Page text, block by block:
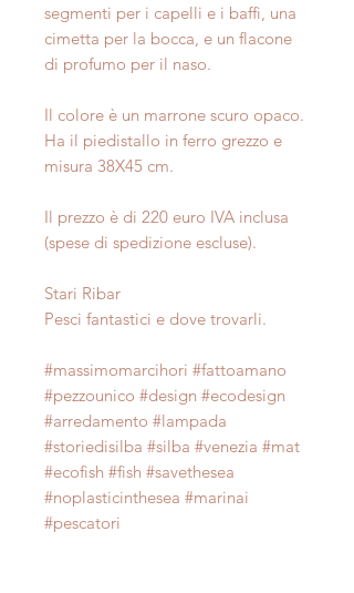
segmenti per i capelli e i baffi, una
cimetta per la bocca, e un flacone
di profumo per il naso.
Il colore è un marrone scuro opaco.
Ha il piedistallo in ferro grezzo e
misura 38X45 cm.
Il prezzo è di 220 euro IVA inclusa
(spese di spedizione escluse).
Stari Ribar
Pesci fantastici e dove trovarli.
#massimomarcihori #fattoamano
#pezzounico #design #ecodesign
#arredamento #lampada
#storiedisilba #silba #venezia #mat
#ecofish #fish #savethesea
#noplasticinthesea #marinai
#pescatori